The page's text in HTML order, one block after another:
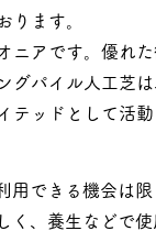
ります。
アです。優れ
パイル人工芝
テッドとして活
できる機会は
、養生などで